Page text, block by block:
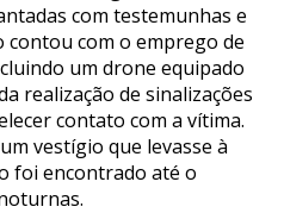
com testemunhas e
contou com o emprego de
um drone equipado
realização de sinalizações
contato com a vítima.
vestígio que levasse à
foi encontrado até o